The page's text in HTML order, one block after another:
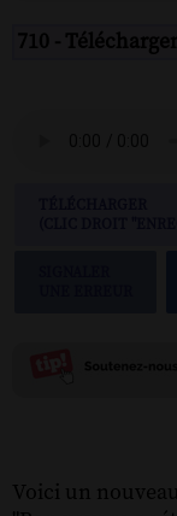
710 -
Voici un